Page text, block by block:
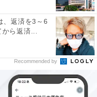
することができたわけ
、返済を3～6
ら返済...
Recommended by